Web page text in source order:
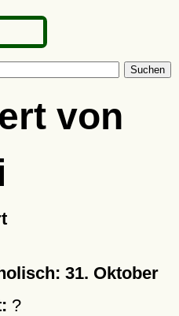
Suchen
von
31. Oktober
?